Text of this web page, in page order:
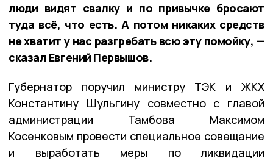
люди видят свалку и по привычке бросают
туда всё, что есть. А потом никаких средств
не хватит у нас разгребать всю эту помойку, —
сказал Евгений Первышов.
Губернатор поручил министру ТЭК и ЖКХ
Константину Шульгину совместно с главой
администрации Тамбова Максимом
Косенковым провести специальное совещание
и выработать меры по ликвидации